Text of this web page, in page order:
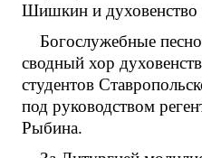
Шишкин и духовенство
Богослужебные
сводный хор
студентов
под руководством
Рыбина.